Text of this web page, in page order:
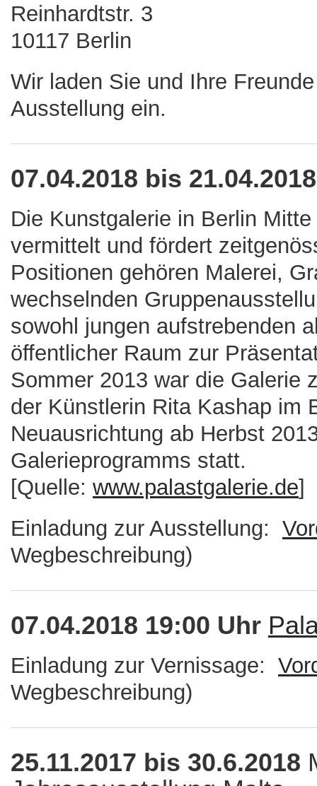
Reinhardtstr. 3
10117 Berlin
Wir laden Sie und Ihre
Ausstellung ein.
07.04.2018 bis
Die Kunstgalerie in Berlin
vermittelt und fördert
Positionen gehören Malerei,
wechselnden
sowohl jungen aufstrebenden
öffentlicher Raum zur
Sommer 2013 war die Galerie
der Künstlerin Rita Kashap im
Neuausrichtung ab Herbst
Galerieprogramms statt.
[Quelle: www.palastgalerie.de]
Einladung zur Ausstellung:
Wegbeschreibung)
07.04.2018 19:00 Uhr
Einladung zur Vernissage:
Wegbeschreibung)
25.11.2017 bis 30.6.2018